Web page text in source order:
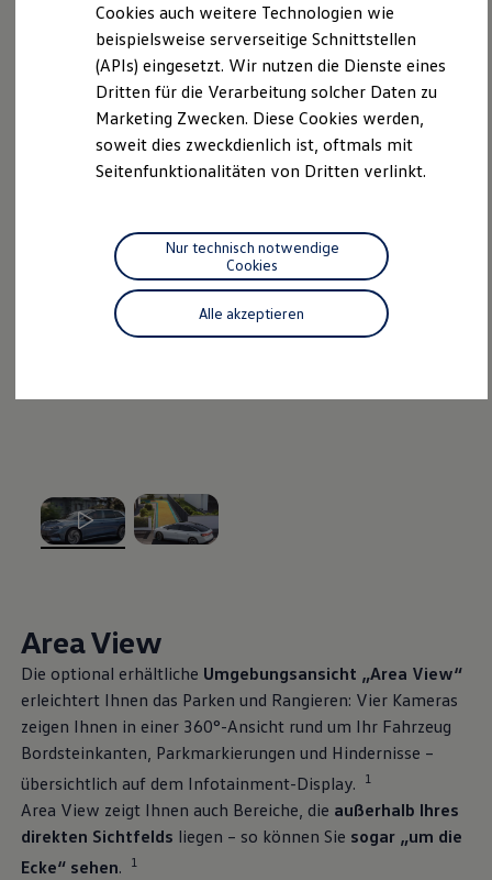
GTI Kollektion
Fußball Drop
we drive football
#wedriveproud
Besitzer und Service
myVolkswagen
Software Updates
Inspektion und HU/AU
Räder und Reifen
Pannen- und Unfallhilfe
Economy Service
Volkswagen Teile
Zubehör
Modellspezifisches Zubehör
Entertainment und Elektronik
Volkswagen Apps, Login und Shop
Handy und Fahrzeug verbinden
Updates für Software, Karten und Radio
Über Ihr Auto
Warn- und Kontrollleuchten
Assistenzsysteme
Digitale Betriebsanleitung
Live Beratung
Magazin
Lifestyle
Transport
Familie
Elektromobilität
Volkswagen R
Pannen- und Unfallhilfe
Volkswagen Kundenbetreuung
, 1 von 2
Verbleibende Zeit, --:--
Area View
Die optional erhältliche Umgebungsansicht „Area View“
erleichtert Ihnen das Parken und Rangieren: Vier Kameras
zeigen Ihnen in einer 360°-Ansicht rund um Ihr Fahrzeug
Bordsteinkanten, Parkmarkierungen und Hindernisse –
übersichtlich auf dem Infotainment-Display.
1
Area View zeigt Ihnen auch Bereiche, die außerhalb Ihres
direkten Sichtfelds liegen – so können Sie sogar „um die
Ecke“ sehen. 1
Cookies auch weitere Technologien wie
beispielsweise serverseitige Schnittstellen
(APIs) eingesetzt. Wir nutzen die Dienste eines
Dritten für die Verarbeitung solcher Daten zu
Marketing Zwecken. Diese Cookies werden,
soweit dies zweckdienlich ist, oftmals mit
Seitenfunktionalitäten von Dritten verlinkt.
Alle akzeptieren
Nur technisch notwendige
Cookies